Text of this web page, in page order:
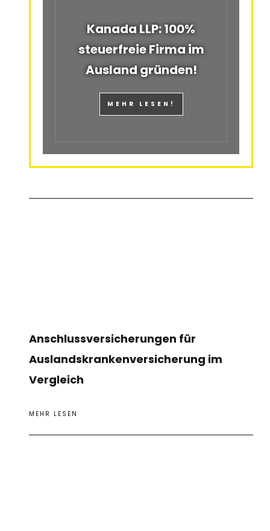
Kanada LLP: 100%
steuerfreie Firma im
Ausland gründen!
MEHR LESEN!
Anschlussversicherungen für
Auslandskrankenversicherung im
Vergleich
MEHR LESEN